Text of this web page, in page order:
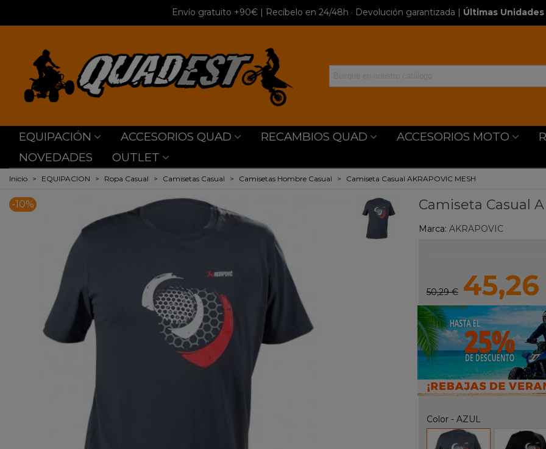
Envío gratuito +90€ | Recíbelo en 24/48h · Devolución garantizada | Últimas
EQUIPACIÓN ACCESORIOS QUAD RECAMBIOS QUAD ACCESORIOS MOTO
NOVEDADES
OUTLET
Inicio > EQUIPACION > Ropa Casual > Camisetas Casual > Camisetas Hombre Casual > Camiseta Casual AKRAPOVIC MESH
-10% Camiseta Casual
Marca: AKRAPOVIC
50,29 €
Color - AZUL
AZUL
NEGRO